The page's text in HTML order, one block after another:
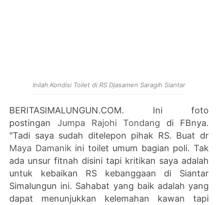
Inilah Kondisi Toilet di RS Djasamen Saragih Siantar
BERITASIMALUNGUN.COM. Ini foto
postingan Jumpa Rajohi Tondang di FBnya.
"Tadi saya sudah ditelepon pihak RS. Buat dr
Maya Damanik ini toilet umum bagian poli. Tak
ada unsur fitnah disini tapi kritikan saya adalah
untuk kebaikan RS kebanggaan di Siantar
Simalungun ini. Sahabat yang baik adalah yang
dapat menunjukkan kelemahan kawan tapi